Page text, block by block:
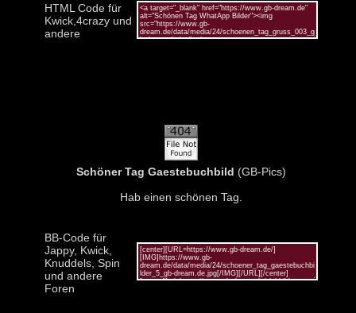
HTML Code für
Kwick,4crazy und
andere
Schöner Tag Gaestebuchbild (GB-Pics)
Hab einen schönen Tag.
BB-Code für
Jappy, Kwick,
Knuddels, Spin
und andere
Foren